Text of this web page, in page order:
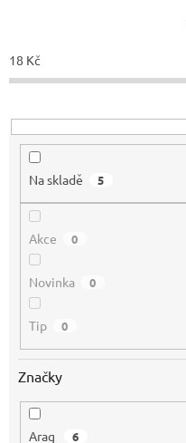
o
d
k
t
18 Kč
Na skladě 5
Akce 0
Novinka 0
Tip 0
Značky
Arag 6